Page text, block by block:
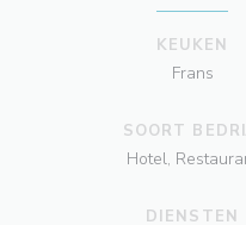
KEUKEN
Frans
SOORT
Hotel,
DIENSTEN